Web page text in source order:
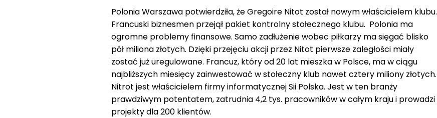
Polonia Warszawa potwierdziła, że Gregoire Nitot został nowym właścicielem klubu.
Francuski biznesmen przejął pakiet kontrolny stołecznego klubu. Polonia ma
ogromne problemy finansowe. Samo zadłużenie wobec piłkarzy ma sięgać blisko
pół miliona złotych. Dzięki przejęciu akcji przez Nitot pierwsze zaległości miały
zostać już uregulowane. Francuz, który od 20 lat mieszka w Polsce, ma w ciągu
najbliższych miesięcy zainwestować w stołeczny klub nawet cztery miliony złotych.
Nitrot jest właścicielem firmy informatycznej Sii Polska. Jest w ten branży
prawdziwym potentatem, zatrudnia 4,2 tys. pracowników w całym kraju i prowadzi
projekty dla 200 klientów.